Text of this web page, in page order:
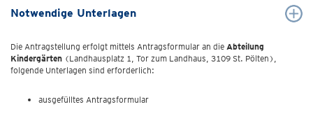
Notwendige Unterlagen
Die Antragstellung erfolgt mittels Antragsformular an die Abteilung
Kindergärten (Landhausplatz 1, Tor zum Landhaus, 3109 St. Pölten),
folgende Unterlagen sind erforderlich:
ausgefülltes Antragsformular